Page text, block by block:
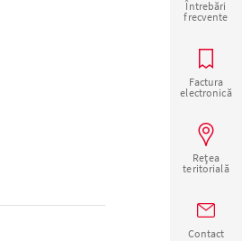
Întrebări
frecvente
Factura
electronică
Rețea
teritorială
Contact